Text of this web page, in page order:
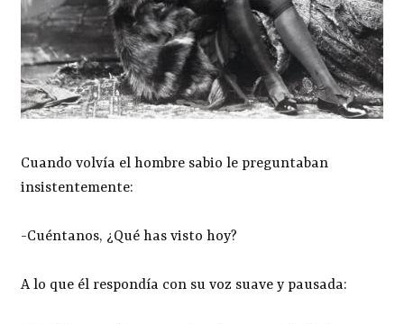
Cuando volvía el hombre sabio le preguntaban
insistentemente:
-Cuéntanos, ¿Qué has visto hoy?
A lo que él respondía con su voz suave y pausada: